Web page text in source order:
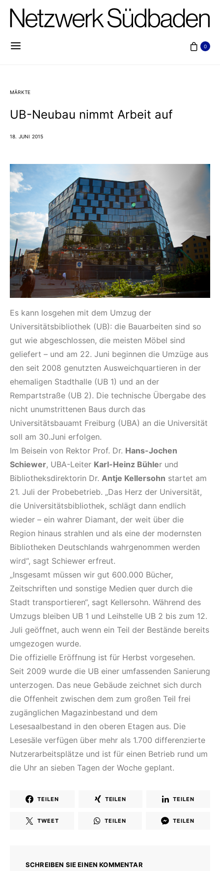
0
MÄRKTE
UB-Neubau nimmt Arbeit auf
18. JUNI 2015
Es kann losgehen mit dem Umzug der
Universitätsbibliothek (UB): die Bauarbeiten sind so
gut wie abgeschlossen, die meisten Möbel sind
geliefert – und am 22. Juni beginnen die Umzüge aus
den seit 2008 genutzten Ausweichquartieren in der
ehemaligen Stadthalle (UB 1) und an der
Rempartstraße (UB 2). Die technische Übergabe des
nicht unumstrittenen Baus durch das
Universitätsbauamt Freiburg (UBA) an die Universität
soll am 30.Juni erfolgen.
Im Beisein von Rektor Prof. Dr. Hans-Jochen
Schiewer, UBA-Leiter Karl-Heinz Bühler und
Bibliotheksdirektorin Dr. Antje Kellersohn startet am
21. Juli der Probebetrieb. „Das Herz der Universität,
die Universitätsbibliothek, schlägt dann endlich
wieder – ein wahrer Diamant, der weit über die
Region hinaus strahlen und als eine der modernsten
Bibliotheken Deutschlands wahrgenommen werden
wird“, sagt Schiewer erfreut.
„Insgesamt müssen wir gut 600.000 Bücher,
Zeitschriften und sonstige Medien quer durch die
Stadt transportieren“, sagt Kellersohn. Während des
Umzugs bleiben UB 1 und Leihstelle UB 2 bis zum 12.
Juli geöffnet, auch wenn ein Teil der Bestände bereits
umgezogen wurde.
Die offizielle Eröffnung ist für Herbst vorgesehen.
Seit 2009 wurde die UB einer umfassenden Sanierung
unterzogen. Das neue Gebäude zeichnet sich durch
die Offenheit zwischen dem zum großen Teil frei
zugänglichen Magazinbestand und dem
Lesesaalbestand in den oberen Etagen aus. Die
Lesesäle verfügen über mehr als 1.700 differenzierte
Nutzerarbeitsplätze und ist für einen Betrieb rund um
die Uhr an sieben Tagen der Woche geplant.
TEILEN TEILEN TEILEN
TWEET TEILEN TEILEN
SCHREIBEN SIE EINEN KOMMENTAR